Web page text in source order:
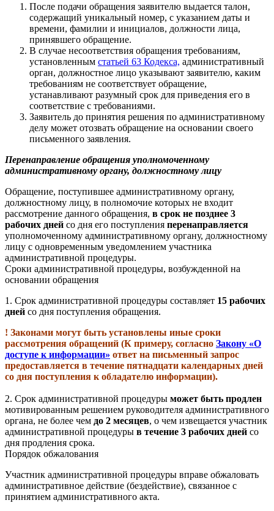
После подачи обращения заявителю выдается талон,
содержащий уникальный номер, с указанием даты и
времени, фамилии и инициалов, должности лица,
принявшего обращение.
В случае несоответствия обращения требованиям,
установленным статьей 63 Кодекса, административный
орган, должностное лицо указывают заявителю, каким
требованиям не соответствует обращение,
устанавливают разумный срок для приведения его в
соответствие с требованиями.
Заявитель до принятия решения по административному
делу может отозвать обращение на основании своего
письменного заявления.
Перенаправление обращения уполномоченному
административному органу, должностному лицу
Обращение, поступившее административному органу,
должностному лицу, в полномочие которых не входит
рассмотрение данного обращения, в срок не позднее 3
рабочих дней со дня его поступления перенаправляется
уполномоченному административному органу, должностному
лицу с одновременным уведомлением участника
административной процедуры.
Сроки административной процедуры, возбужденной на
основании обращения
1. Срок административной процедуры составляет 15 рабочих
дней со дня поступления обращения.
! Законами могут быть установлены иные сроки
рассмотрения обращений (К примеру, согласно Закону «О
доступе к информации» ответ на письменный запрос
предоставляется в течение пятнадцати календарных дней
со дня поступления к обладателю информации).
2. Срок административной процедуры может быть продлен
мотивированным решением руководителя административного
органа, не более чем до 2 месяцев, о чем извещается участник
административной процедуры в течение 3 рабочих дней со
дня продления срока.
Порядок обжалования
Участник административной процедуры вправе обжаловать
административное действие (бездействие), связанное с
принятием административного акта.